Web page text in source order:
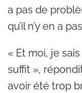
a pas de
qu’il n’y en a
« Et moi, je
suffit »,
avoir été trop